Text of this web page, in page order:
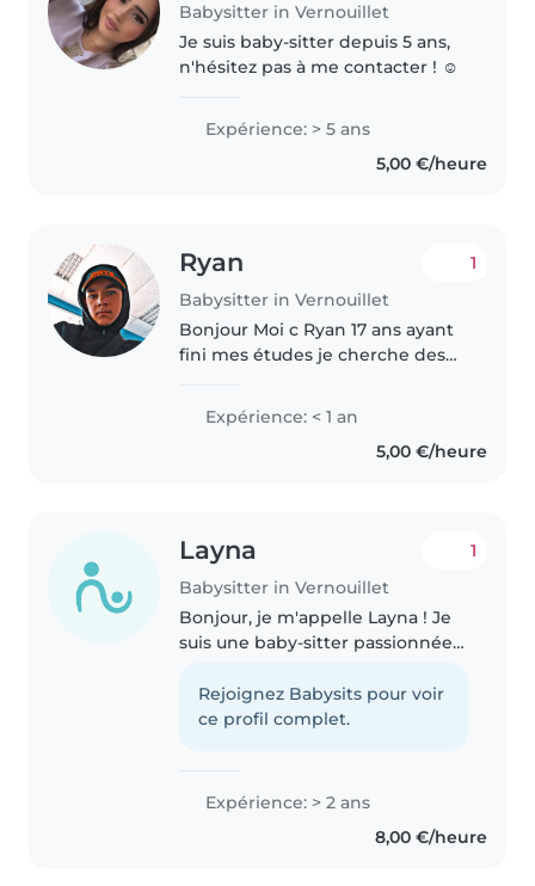
Babysitter in Vernouillet
Je suis baby-sitter depuis 5 ans,
n'hésitez pas à me contacter ! ☺️
Expérience: > 5 ans
5,00 €/heure
Ryan
Babysitter in Vernouillet
1
Bonjour Moi c Ryan 17 ans ayant
fini mes études je cherche des
commencer un emploi j'ai le
l'expérience avec les enfants j'ai
Expérience: < 1 an
5,00 €/heure
Layna
Babysitter in Vernouillet
1
Bonjour, je m'appelle Layna ! Je
suis une baby-sitter passionnée
d'expérience, je suis à l'aise avec
les bébés, les tout-petits, les
Rejoignez Babysits pour voir
ce profil complet.
Expérience: > 2 ans
8,00 €/heure